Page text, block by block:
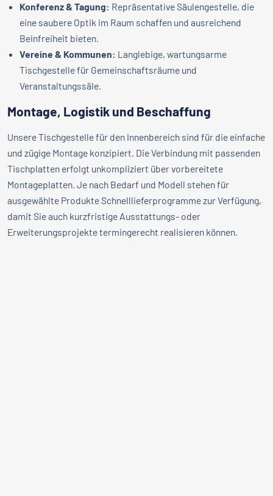
Konferenz & Tagung: Repräsentative Säulengestelle, die
eine saubere Optik im Raum schaffen und ausreichend
Beinfreiheit bieten.
Vereine & Kommunen: Langlebige, wartungsarme
Tischgestelle für Gemeinschaftsräume und
Veranstaltungssäle.
Montage, Logistik und Beschaffung
Unsere Tischgestelle für den Innenbereich sind für die einfache
und zügige Montage konzipiert. Die Verbindung mit passenden
Tischplatten erfolgt unkompliziert über vorbereitete
Montageplatten. Je nach Bedarf und Modell stehen für
ausgewählte Produkte Schnelllieferprogramme zur Verfügung,
damit Sie auch kurzfristige Ausstattungs- oder
Erweiterungsprojekte termingerecht realisieren können.